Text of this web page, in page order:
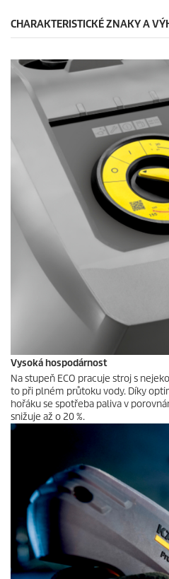
CHARAKTERISTICKÉ ZNAKY A
Vysoká hospodárnost
Na stupeň ECO pracuje stroj s
to při plném průtoku vody. Díky
hořáku se spotřeba paliva v
snižuje až o 20 %.